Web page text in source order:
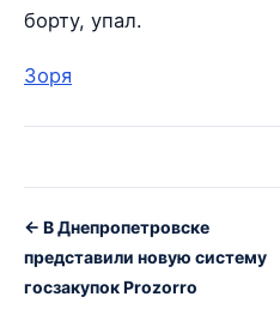
борту, упал.
Зоря
← В Днепропетровске
представили новую систему
госзакупок Prozorro